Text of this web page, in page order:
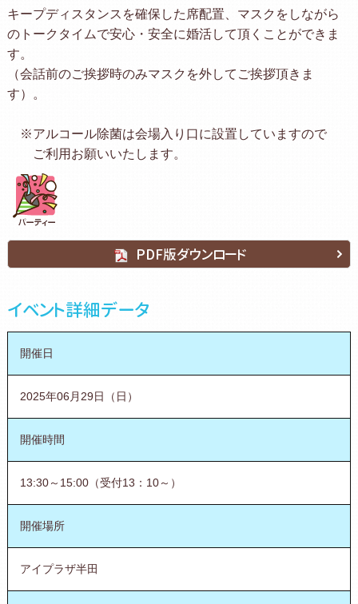
キープディスタンスを確保した席配置、マスクをしながら
のトークタイムで安心・安全に婚活して頂くことができま
す。
（会話前のご挨拶時のみマスクを外してご挨拶頂きま
す）。
※アルコール除菌は会場入り口に設置していますので
ご利用お願いいたします。
PDF版ダウンロード
イベント詳細データ
開催日
2025年06月29日（日）
開催時間
13:30～15:00（受付13：10～）
開催場所
アイプラザ半田